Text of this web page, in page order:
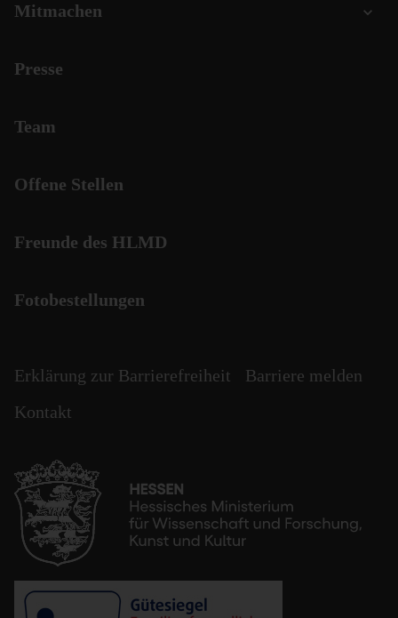
Mitmachen
Presse
Team
Offene Stellen
Freunde des HLMD
Fotobestellungen
Erklärung zur Barrierefreiheit
Barriere melden
Kontakt